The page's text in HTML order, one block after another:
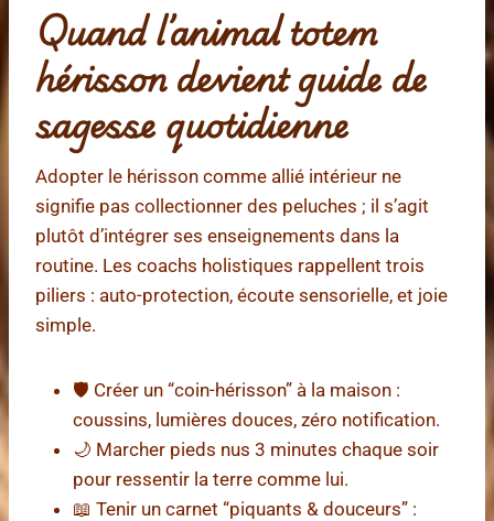
Quand l’animal totem
hérisson devient guide de
sagesse quotidienne
Adopter le hérisson comme allié intérieur ne
signifie pas collectionner des peluches ; il s’agit
plutôt d’intégrer ses enseignements dans la
routine. Les coachs holistiques rappellent trois
piliers : auto-protection, écoute sensorielle, et joie
simple.
🛡️ Créer un “coin-hérisson” à la maison :
coussins, lumières douces, zéro notification.
🌙 Marcher pieds nus 3 minutes chaque soir
pour ressentir la terre comme lui.
📖 Tenir un carnet “piquants & douceurs” :